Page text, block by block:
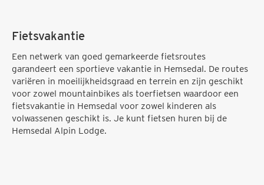
Fietsvakantie
Een netwerk van goed gemarkeerde fietsroutes
garandeert een sportieve vakantie in Hemsedal. De routes
variëren in moeilijkheidsgraad en terrein en zijn geschikt
voor zowel mountainbikes als toerfietsen waardoor een
fietsvakantie in Hemsedal voor zowel kinderen als
volwassenen geschikt is. Je kunt fietsen huren bij de
Hemsedal Alpin Lodge.